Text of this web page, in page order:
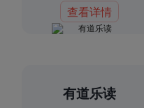
查看详情
有道乐读